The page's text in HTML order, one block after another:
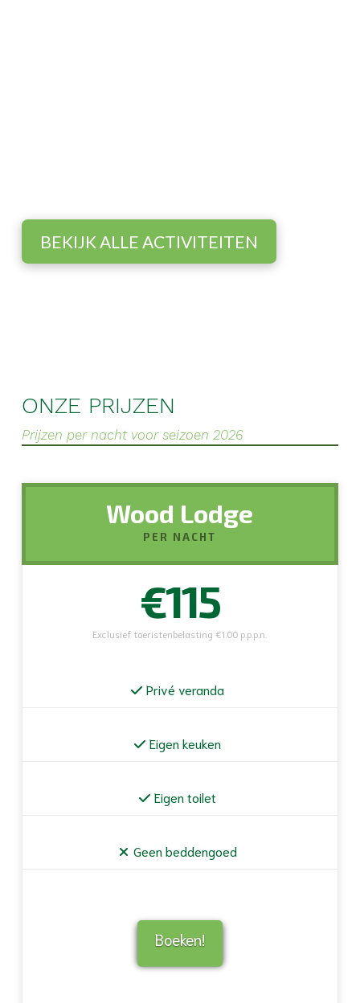
BEKIJK ALLE ACTIVITEITEN
ONZE PRIJZEN
Prijzen per nacht voor seizoen 2026
Wood Lodge
PER NACHT
€115
Exclusief toeristenbelasting €1.00 p.p.p.n.
Privé veranda
Eigen keuken
Eigen toilet
Geen beddengoed
Boeken!